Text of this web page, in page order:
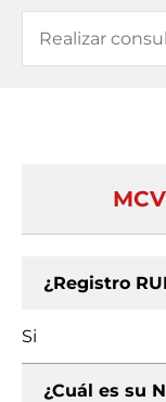
¿Registro
Si
¿Cuál es su